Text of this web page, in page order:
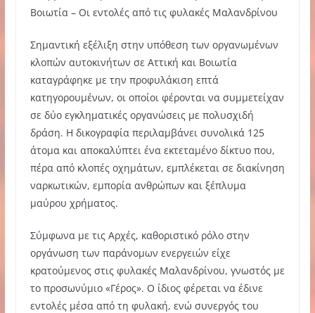
Βοιωτία – Οι εντολές από τις φυλακές Μαλανδρίνου
Σημαντική εξέλιξη στην υπόθεση των οργανωμένων
κλοπών αυτοκινήτων σε Αττική και Βοιωτία
καταγράφηκε με την προφυλάκιση επτά
κατηγορουμένων, οι οποίοι φέρονται να συμμετείχαν
σε δύο εγκληματικές οργανώσεις με πολυσχιδή
δράση. Η δικογραφία περιλαμβάνει συνολικά 125
άτομα και αποκαλύπτει ένα εκτεταμένο δίκτυο που,
πέρα από κλοπές οχημάτων, εμπλέκεται σε διακίνηση
ναρκωτικών, εμπορία ανθρώπων και ξέπλυμα
μαύρου χρήματος.
Σύμφωνα με τις Αρχές, καθοριστικό ρόλο στην
οργάνωση των παράνομων ενεργειών είχε
κρατούμενος στις φυλακές Μαλανδρίνου, γνωστός με
το προσωνύμιο «Γέρος». Ο ίδιος φέρεται να έδινε
εντολές μέσα από τη φυλακή, ενώ συνεργός του